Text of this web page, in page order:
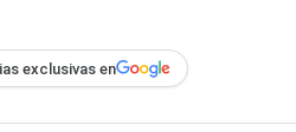
exclusivas en